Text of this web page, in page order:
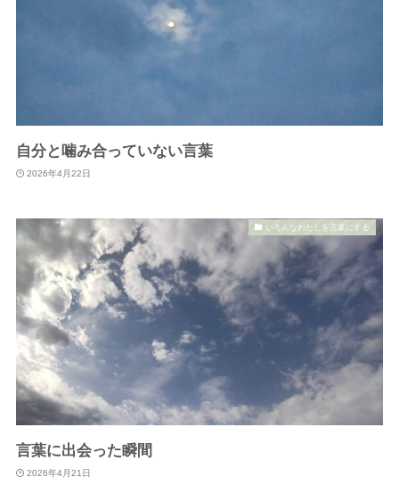
自分と噛み合っていない言葉
2026年4月22日
いろんなわたしを言葉にする
言葉に出会った瞬間
2026年4月21日